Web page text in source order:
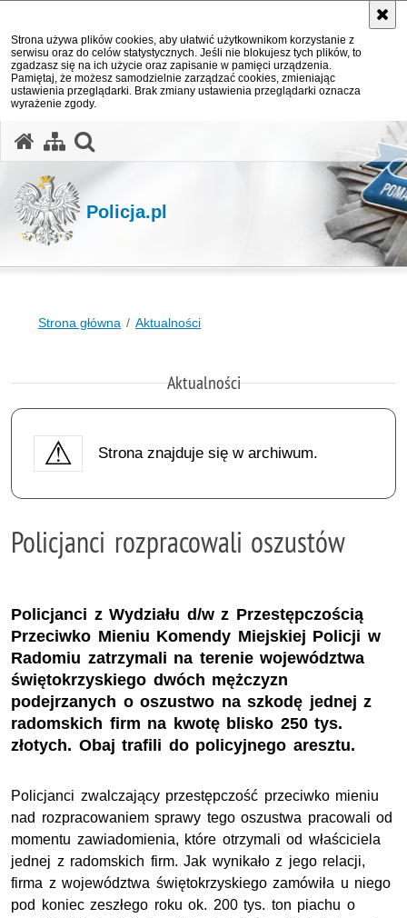
Strona używa plików cookies, aby ułatwić użytkownikom korzystanie z
serwisu oraz do celów statystycznych. Jeśli nie blokujesz tych plików, to
zgadzasz się na ich użycie oraz zapisanie w pamięci urządzenia.
Pamiętaj, że możesz samodzielnie zarządzać cookies, zmieniając
ustawienia przeglądarki. Brak zmiany ustawienia przeglądarki oznacza
wyrażenie zgody.
Policja.pl
Strona główna Aktualności
Aktualności
Strona znajduje się w archiwum.
Policjanci rozpracowali oszustów
Policjanci z Wydziału d/w z Przestępczością
Przeciwko Mieniu Komendy Miejskiej Policji w
Radomiu zatrzymali na terenie województwa
świętokrzyskiego dwóch mężczyzn
podejrzanych o oszustwo na szkodę jednej z
radomskich firm na kwotę blisko 250 tys.
złotych. Obaj trafili do policyjnego aresztu.
Policjanci zwalczający przestępczość przeciwko mieniu
nad rozpracowaniem sprawy tego oszustwa pracowali od
momentu zawiadomienia, które otrzymali od właściciela
jednej z radomskich firm. Jak wynikało z jego relacji,
firma z województwa świętokrzyskiego zamówiła u niego
pod koniec zeszłego roku ok. 200 tys. ton piachu o